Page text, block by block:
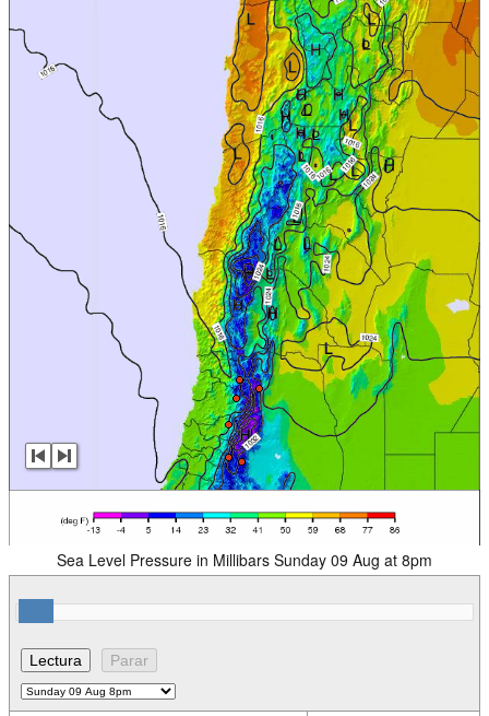
Sea Level Pressure in Millibars Sunday 09 Aug at 8pm